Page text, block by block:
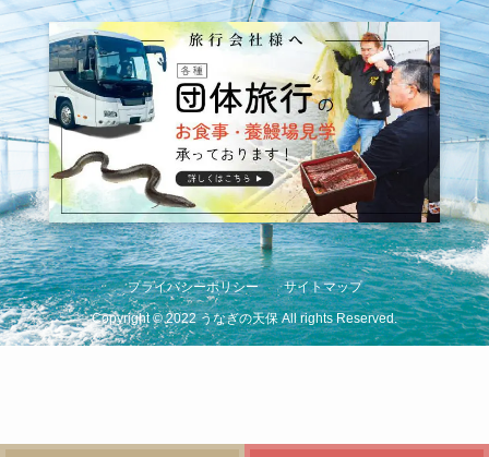
プライバシーポリシー サイトマップ
Copyright©2022 うなぎの天保 All rights Reserved.